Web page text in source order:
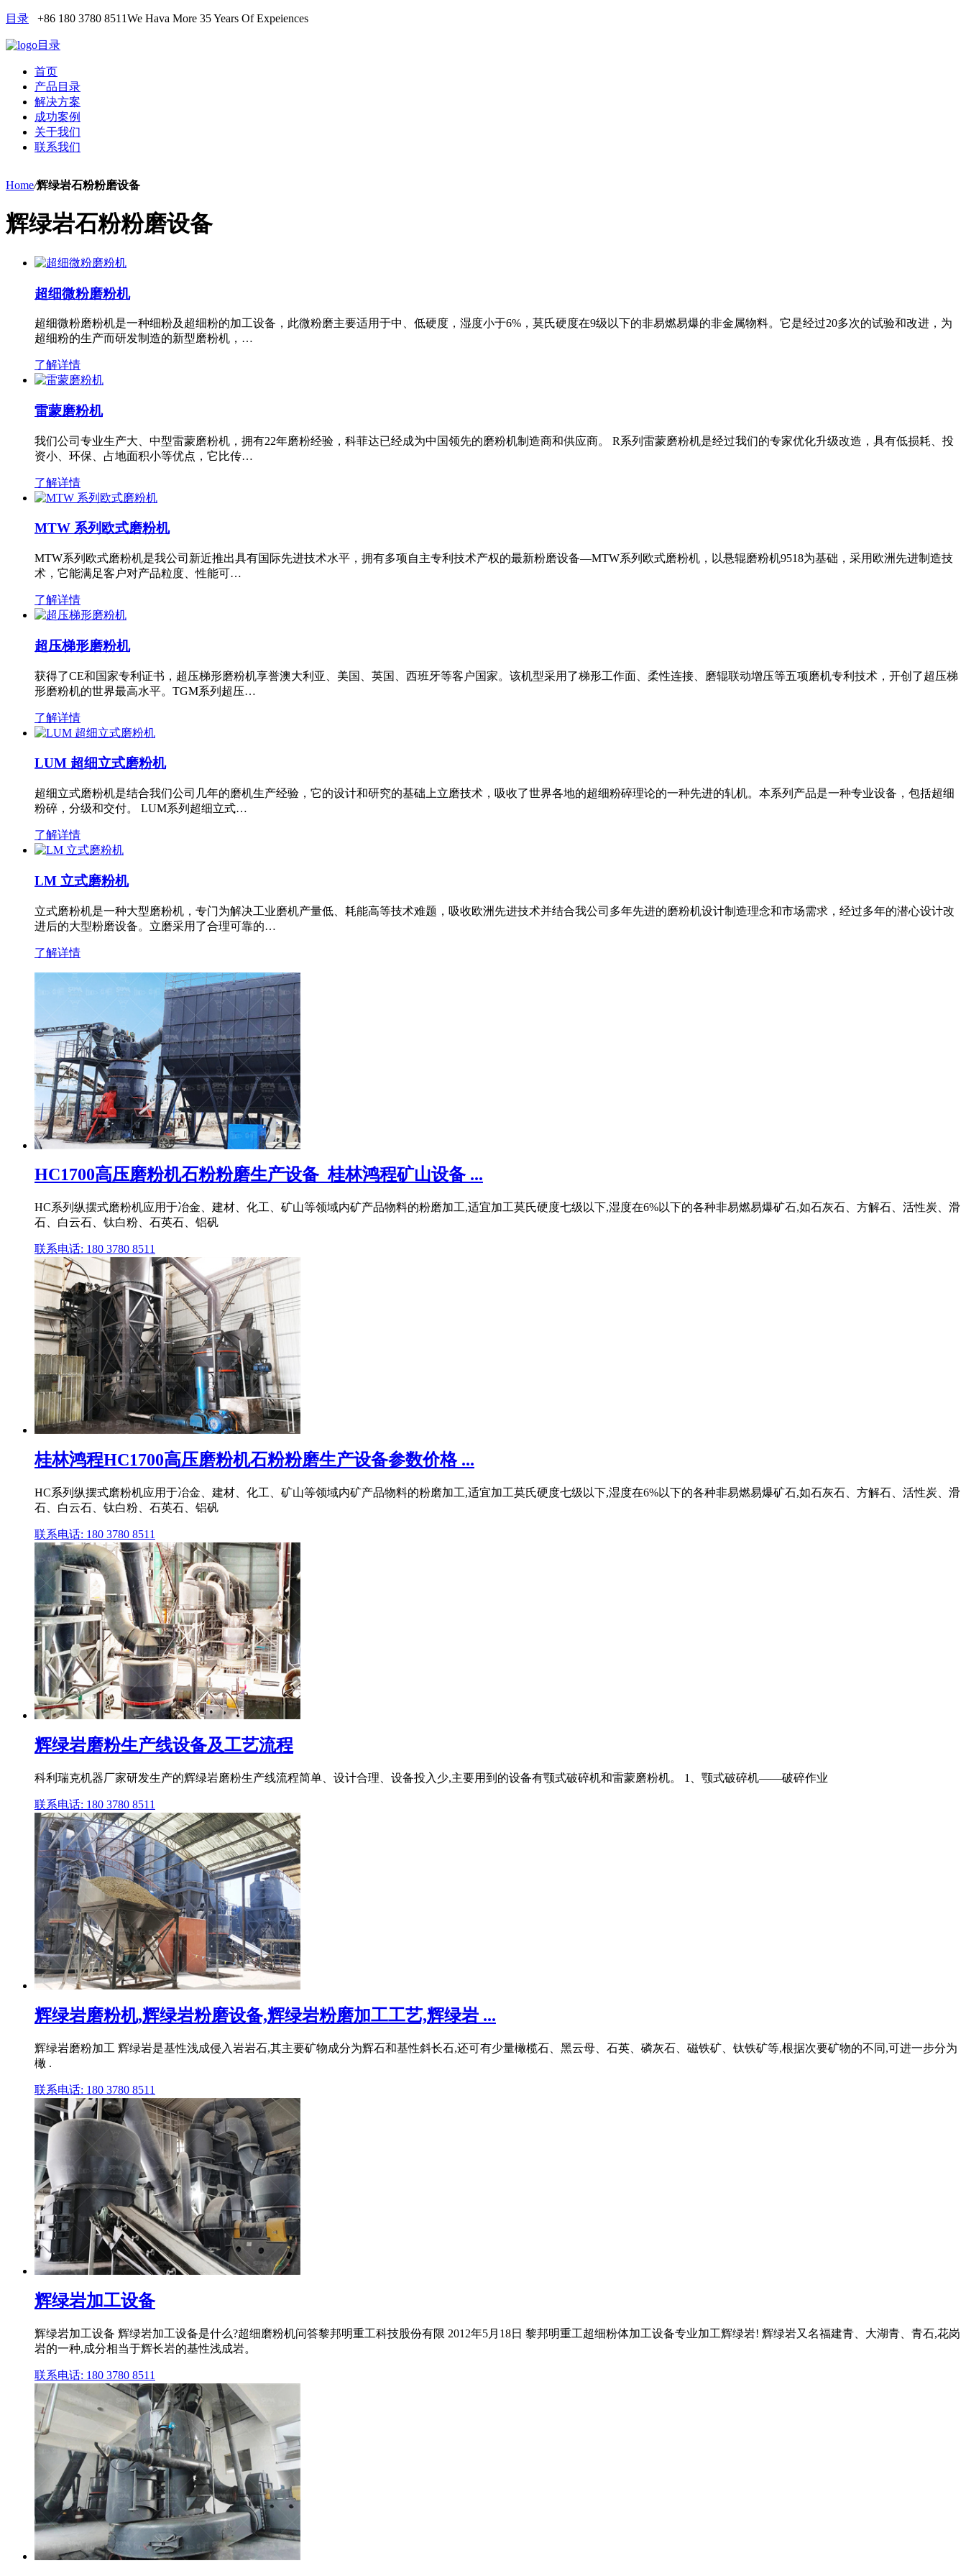
目录 +86 180 3780 8511We Hava More 35 Years Of Expeiences
目录
首页
产品目录
解决方案
成功案例
关于我们
联系我们
Home/辉绿岩石粉粉磨设备
辉绿岩石粉粉磨设备
超细微粉磨粉机
超细微粉磨粉机是一种细粉及超细粉的加工设备，此微粉磨主要适用于中、低硬度，湿度小于6%，莫氏硬度在9级以下的非易燃易爆的非金属物料。它是经过20多次的试验和改进，为
超细粉的生产而研发制造的新型磨粉机，…
了解详情
雷蒙磨粉机
我们公司专业生产大、中型雷蒙磨粉机，拥有22年磨粉经验，科菲达已经成为中国领先的磨粉机制造商和供应商。 R系列雷蒙磨粉机是经过我们的专家优化升级改造，具有低损耗、投
资小、环保、占地面积小等优点，它比传…
了解详情
MTW 系列欧式磨粉机
MTW系列欧式磨粉机是我公司新近推出具有国际先进技术水平，拥有多项自主专利技术产权的最新粉磨设备—MTW系列欧式磨粉机，以悬辊磨粉机9518为基础，采用欧洲先进制造技
术，它能满足客户对产品粒度、性能可…
了解详情
超压梯形磨粉机
获得了CE和国家专利证书，超压梯形磨粉机享誉澳大利亚、美国、英国、西班牙等客户国家。该机型采用了梯形工作面、柔性连接、磨辊联动增压等五项磨机专利技术，开创了超压梯
形磨粉机的世界最高水平。TGM系列超压…
了解详情
LUM 超细立式磨粉机
超细立式磨粉机是结合我们公司几年的磨机生产经验，它的设计和研究的基础上立磨技术，吸收了世界各地的超细粉碎理论的一种先进的轧机。本系列产品是一种专业设备，包括超细
粉碎，分级和交付。 LUM系列超细立式…
了解详情
LM 立式磨粉机
立式磨粉机是一种大型磨粉机，专门为解决工业磨机产量低、耗能高等技术难题，吸收欧洲先进技术并结合我公司多年先进的磨粉机设计制造理念和市场需求，经过多年的潜心设计改
进后的大型粉磨设备。立磨采用了合理可靠的…
了解详情
HC1700高压磨粉机石粉粉磨生产设备_桂林鸿程矿山设备 ...
HC系列纵摆式磨粉机应用于冶金、建材、化工、矿山等领域内矿产品物料的粉磨加工,适宜加工莫氏硬度七级以下,湿度在6%以下的各种非易燃易爆矿石,如石灰石、方解石、活性炭、滑
石、白云石、钛白粉、石英石、铝矾
联系电话: 180 3780 8511
桂林鸿程HC1700高压磨粉机石粉粉磨生产设备参数价格 ...
HC系列纵摆式磨粉机应用于冶金、建材、化工、矿山等领域内矿产品物料的粉磨加工,适宜加工莫氏硬度七级以下,湿度在6%以下的各种非易燃易爆矿石,如石灰石、方解石、活性炭、滑
石、白云石、钛白粉、石英石、铝矾
联系电话: 180 3780 8511
辉绿岩磨粉生产线设备及工艺流程
科利瑞克机器厂家研发生产的辉绿岩磨粉生产线流程简单、设计合理、设备投入少,主要用到的设备有颚式破碎机和雷蒙磨粉机。 1、颚式破碎机——破碎作业
联系电话: 180 3780 8511
辉绿岩磨粉机,辉绿岩粉磨设备,辉绿岩粉磨加工工艺,辉绿岩 ...
辉绿岩磨粉加工 辉绿岩是基性浅成侵入岩岩石,其主要矿物成分为辉石和基性斜长石,还可有少量橄榄石、黑云母、石英、磷灰石、磁铁矿、钛铁矿等,根据次要矿物的不同,可进一步分为
橄 .
联系电话: 180 3780 8511
辉绿岩加工设备
辉绿岩加工设备 辉绿岩加工设备是什么?超细磨粉机问答黎邦明重工科技股份有限 2012年5月18日 黎邦明重工超细粉体加工设备专业加工辉绿岩! 辉绿岩又名福建青、大湖青、青石,花岗
岩的一种,成分相当于辉长岩的基性浅成岩。
联系电话: 180 3780 8511